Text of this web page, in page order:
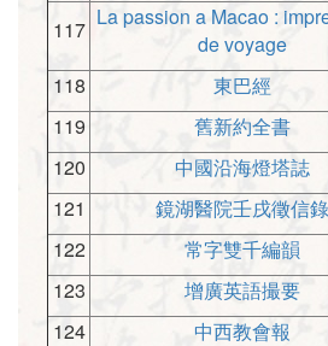
117 La passion a Macao :
de voyage
118
東巴經
119
舊新約全書
120
中國沿海燈塔誌
121
鏡湖醫院壬戌徵信錄
122
常字雙千編韻
123
增廣英語撮要
124
中西教會報